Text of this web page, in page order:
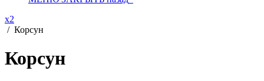
x2
/ Корсун
Корсун